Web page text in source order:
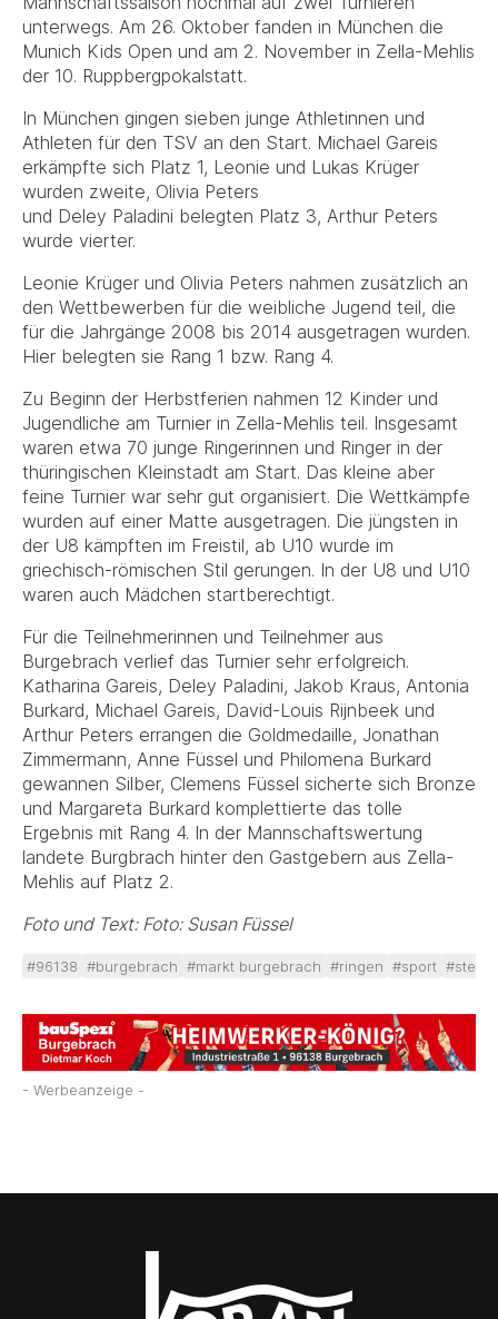
unterwegs. Am 26. Oktober fanden in München die
Munich Kids Open und am 2. November in Zella-Mehlis
der 10. Ruppbergpokalstatt.
In München gingen sieben junge Athletinnen und
Athleten für den TSV an den Start. Michael Gareis
erkämpfte sich Platz 1, Leonie und Lukas Krüger
wurden zweite, Olivia Peters
und Deley Paladini belegten Platz 3, Arthur Peters
wurde vierter.
Leonie Krüger und Olivia Peters nahmen zusätzlich an
den Wettbewerben für die weibliche Jugend teil, die
für die Jahrgänge 2008 bis 2014 ausgetragen wurden.
Hier belegten sie Rang 1 bzw. Rang 4.
Zu Beginn der Herbstferien nahmen 12 Kinder und
Jugendliche am Turnier in Zella-Mehlis teil. Insgesamt
waren etwa 70 junge Ringerinnen und Ringer in der
thüringischen Kleinstadt am Start. Das kleine aber
feine Turnier war sehr gut organisiert. Die Wettkämpfe
wurden auf einer Matte ausgetragen. Die jüngsten in
der U8 kämpften im Freistil, ab U10 wurde im
griechisch-römischen Stil gerungen. In der U8 und U10
waren auch Mädchen startberechtigt.
Für die Teilnehmerinnen und Teilnehmer aus
Burgebrach verlief das Turnier sehr erfolgreich.
Katharina Gareis, Deley Paladini, Jakob Kraus, Antonia
Burkard, Michael Gareis, David-Louis Rijnbeek und
Arthur Peters errangen die Goldmedaille, Jonathan
Zimmermann, Anne Füssel und Philomena Burkard
gewannen Silber, Clemens Füssel sicherte sich Bronze
und Margareta Burkard komplettierte das tolle
Ergebnis mit Rang 4. In der Mannschaftswertung
landete Burgbrach hinter den Gastgebern aus Zella-
Mehlis auf Platz 2.
Foto und Text: Foto: Susan Füssel
#96138 #burgebrach #markt burgebrach #ringen #sport
- Werbeanzeige -